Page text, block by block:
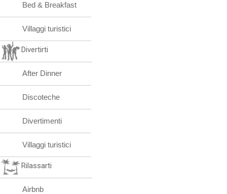
Bed & Breakfast
Villaggi turistici
Divertirti
After Dinner
Discoteche
Divertimenti
Villaggi turistici
Rilassarti
Airbnb